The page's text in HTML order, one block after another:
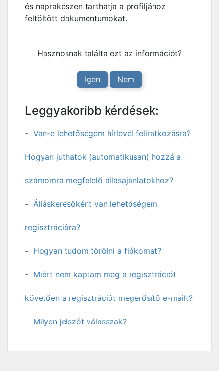
és naprakészen tarthatja a profiljához
feltöltött dokumentumokat.
Hasznosnak találta ezt az információt?
Igen Nem
Leggyakoribb kérdések:
Van-e lehetőségem hírlevél feliratkozásra?
Hogyan juthatok (automatikusan) hozzá a
számomra megfelelő állásajánlatokhoz?
Álláskeresőként van lehetőségem
regisztrációra?
Hogyan tudom törölni a fiókomat?
Miért nem kaptam meg a regisztrációt
követően a regisztrációt megerősítő e-mailt?
Milyen jelszót válasszak?